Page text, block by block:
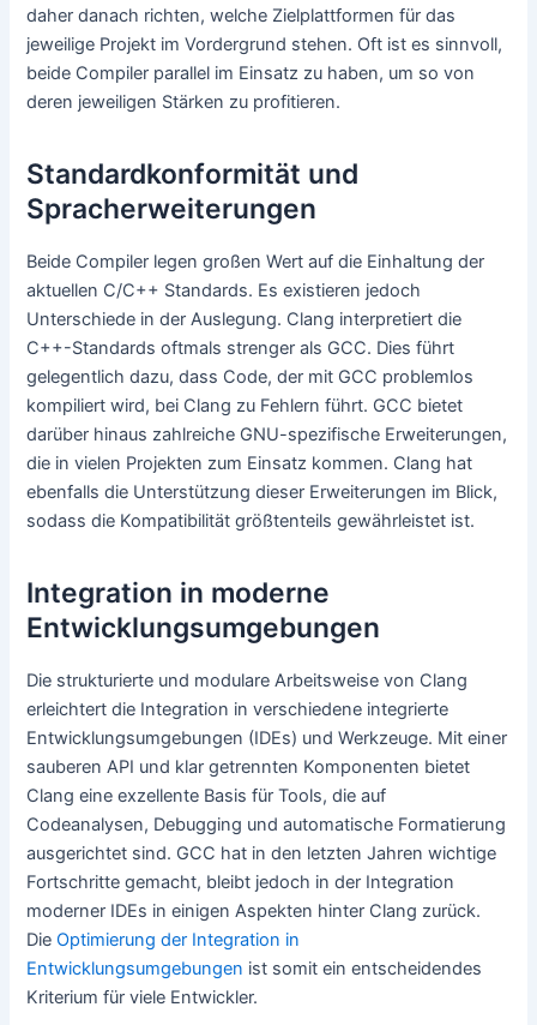
daher danach richten, welche Zielplattformen für das
jeweilige Projekt im Vordergrund stehen. Oft ist es sinnvoll,
beide Compiler parallel im Einsatz zu haben, um so von
deren jeweiligen Stärken zu profitieren.
Standardkonformität und
Spracherweiterungen
Beide Compiler legen großen Wert auf die Einhaltung der
aktuellen C/C++ Standards. Es existieren jedoch
Unterschiede in der Auslegung. Clang interpretiert die
C++-Standards oftmals strenger als GCC. Dies führt
gelegentlich dazu, dass Code, der mit GCC problemlos
kompiliert wird, bei Clang zu Fehlern führt. GCC bietet
darüber hinaus zahlreiche GNU-spezifische Erweiterungen,
die in vielen Projekten zum Einsatz kommen. Clang hat
ebenfalls die Unterstützung dieser Erweiterungen im Blick,
sodass die Kompatibilität größtenteils gewährleistet ist.
Integration in moderne
Entwicklungsumgebungen
Die strukturierte und modulare Arbeitsweise von Clang
erleichtert die Integration in verschiedene integrierte
Entwicklungsumgebungen (IDEs) und Werkzeuge. Mit einer
sauberen API und klar getrennten Komponenten bietet
Clang eine exzellente Basis für Tools, die auf
Codeanalysen, Debugging und automatische Formatierung
ausgerichtet sind. GCC hat in den letzten Jahren wichtige
Fortschritte gemacht, bleibt jedoch in der Integration
moderner IDEs in einigen Aspekten hinter Clang zurück.
DieOptimierung der Integration in
Entwicklungsumgebungen ist somit ein entscheidendes
Kriterium für viele Entwickler.